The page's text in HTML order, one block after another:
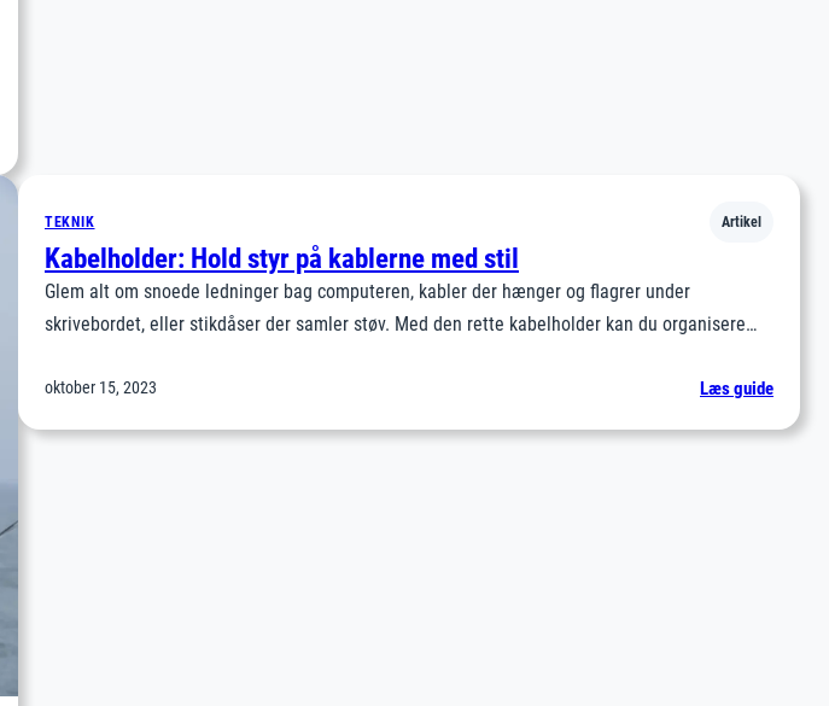
Skjul
teknikken:
Integrér
højtalere,
indretning
TEKNIK Artikel
Kabelholder: Hold styr på kablerne med stil
Glem alt om snoede ledninger bag computeren, kabler der hænger og flagrer under
skrivebordet, eller stikdåser der samler støv. Med den rette kabelholder kan du organisere…
oktober 15, 2023 Læs guide: